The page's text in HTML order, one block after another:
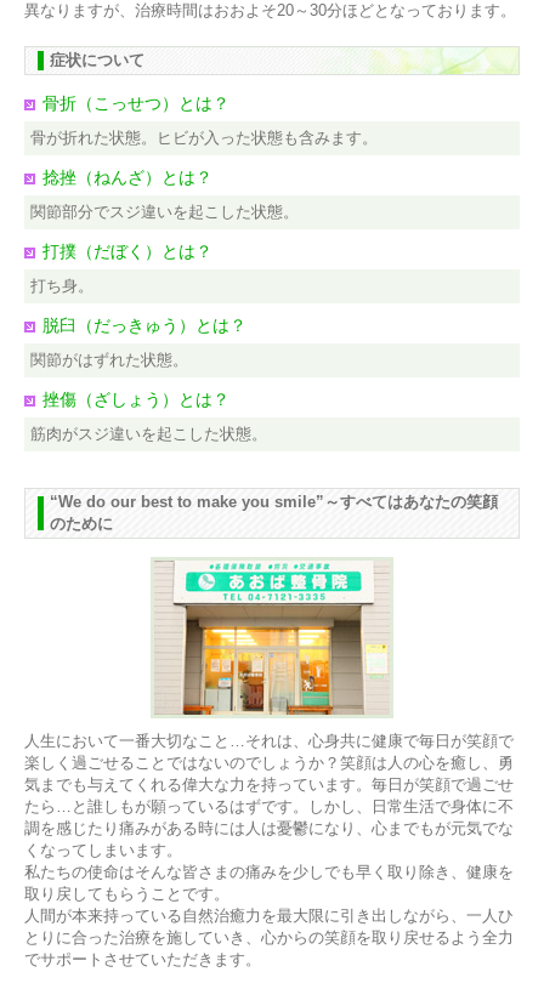
異なりますが、治療時間はおおよそ20～30分ほどとなっております。
症状について
骨折（こっせつ）とは？
骨が折れた状態。ヒビが入った状態も含みます。
捻挫（ねんざ）とは？
関節部分でスジ違いを起こした状態。
打撲（だぼく）とは？
打ち身。
脱臼（だっきゅう）とは？
関節がはずれた状態。
挫傷（ざしょう）とは？
筋肉がスジ違いを起こした状態。
“We do our best to make you smile”～すべてはあなたの笑顔
のために
人生において一番大切なこと…それは、心身共に健康で毎日が笑顔で
楽しく過ごせることではないのでしょうか？笑顔は人の心を癒し、勇
気までも与えてくれる偉大な力を持っています。毎日が笑顔で過ごせ
たら…と誰しもが願っているはずです。しかし、日常生活で身体に不
調を感じたり痛みがある時には人は憂鬱になり、心までもが元気でな
くなってしまいます。
私たちの使命はそんな皆さまの痛みを少しでも早く取り除き、健康を
取り戻してもらうことです。
人間が本来持っている自然治癒力を最大限に引き出しながら、一人ひ
とりに合った治療を施していき、心からの笑顔を取り戻せるよう全力
でサポートさせていただきます。